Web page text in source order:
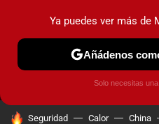
MENÚ
COCHES
HOY SE HABLA DE
Seguridad Calor China
Ya puedes ver más de
Añádenos
Solo necesitas